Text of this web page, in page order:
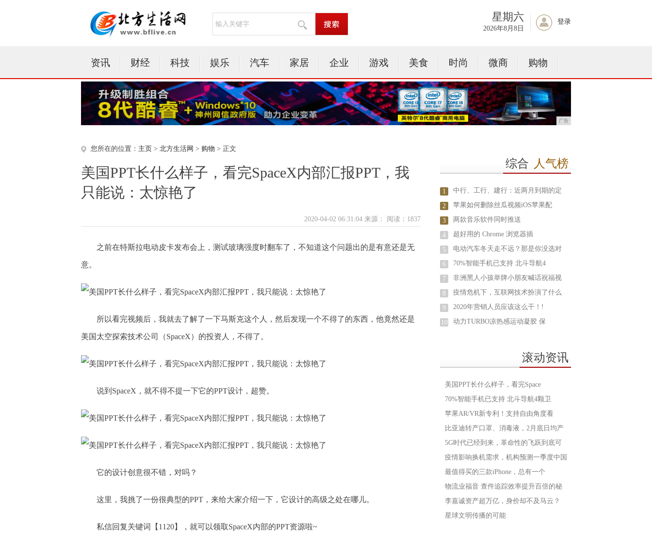
星期六
2026年8月8日
登录
资讯 财经 科技 娱乐 汽车 家居 企业 游戏 美食 时尚 微商 购物
广告
您所在的位置： 主页 > 北方生活网 > 购物 > 正文
美国PPT长什么样子，看完SpaceX内部汇报PPT，我
只能说：太惊艳了
2020-04-02 06:31:04 来源： 阅读：1837
之前在特斯拉电动皮卡发布会上，测试玻璃强度时翻车了，不知道这个问题出的是有意还是无
意。
所以看完视频后，我就去了解了一下马斯克这个人，然后发现一个不得了的东西，他竟然还是
美国太空探索技术公司（SpaceX）的投资人，不得了。
说到SpaceX，就不得不提一下它的PPT设计，超赞。
它的设计创意很不错，对吗？
这里，我挑了一份很典型的PPT，来给大家介绍一下，它设计的高级之处在哪儿。
私信回复关键词【1120】，就可以领取SpaceX内部的PPT资源啦~
综合 人气榜
1 中行、工行、建行：近两月到期的定
2 苹果如何删除丝瓜视频iOS苹果配
3 两款音乐软件同时推送
4 超好用的 Chrome 浏览器插
5 电动汽车冬天走不远？那是你没选对
6 70%智能手机已支持 北斗导航4
7 非洲黑人小孩举牌小朋友喊话祝福视
8 疫情危机下，互联网技术扮演了什么
9 2020年营销人员应该这么干！!
10 动力TURBO凉热感运动凝胶 保
滚动资讯
美国PPT长什么样子，看完Space
70%智能手机已支持 北斗导航4颗卫
苹果AR/VR新专利！支持自由角度看
比亚迪转产口罩、消毒液，2月底日均产
5G时代已经到来，革命性的飞跃到底可
疫情影响换机需求，机构预测一季度中国
最值得买的三款iPhone，总有一个
物流业福音 查件追踪效率提升百倍的秘
李嘉诚资产超万亿，身价却不及马云？
星球文明传播的可能